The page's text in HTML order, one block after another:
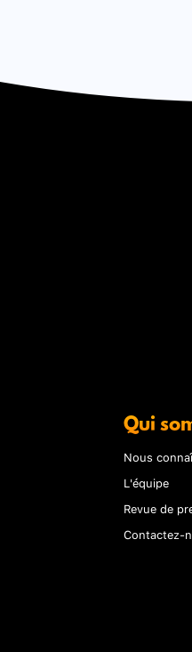
Qui
Nous
L'équipe
Revue de
Contactez-